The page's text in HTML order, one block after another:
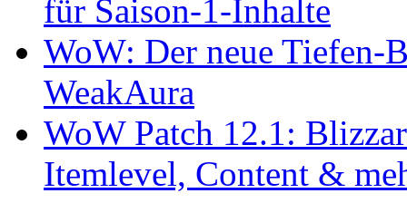
für Saison-1-Inhalte
WoW: Der neue Tiefen-
WeakAura
WoW Patch 12.1:
Itemlevel, Content &